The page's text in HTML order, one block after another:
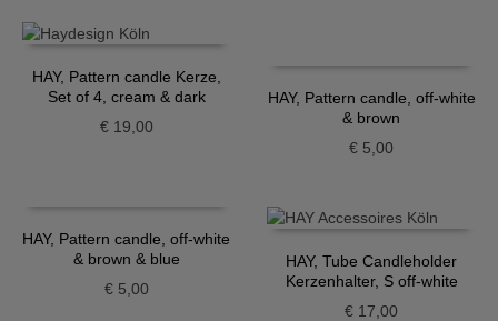
HAY, Pattern candle Kerze,
Set of 4, cream & dark
€19,00
HAY, Pattern candle, off-white
& brown
€ 5,00
HAY, Pattern candle, off-white
& brown & blue
€5,00
HAY, Tube Candleholder
Kerzenhalter, S off-white
€ 17,00